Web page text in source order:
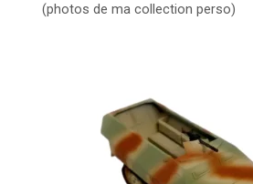
(photos de ma collection perso)